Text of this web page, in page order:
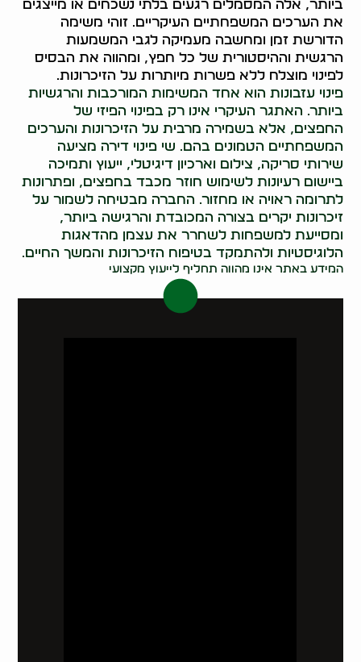
ביותר, אלה המסמלים רגעים בלתי נשכחים או מייצגים
את הערכים המשפחתיים העיקריים. זוהי משימה
הדורשת זמן ומחשבה מעמיקה לגבי המשמעות
הרגשית וההיסטורית של כל חפץ, ומהווה את הבסיס
לפינוי מוצלח ללא פשרות מיותרות על הזיכרונות.
פינוי עזבונות הוא אחד המשימות המורכבות והרגשיות
ביותר. האתגר העיקרי אינו רק בפינוי הפיזי של
החפצים, אלא בשמירה מרבית על הזיכרונות והערכים
המשפחתיים הטמונים בהם. שי פינוי דירה מציעה
שירותי סריקה, צילום וארכיון דיגיטלי, ייעוץ ותמיכה
ביישום רעיונות לשימוש חוזר מכבד בחפצים, ופתרונות
לתרומה ראויה או מחזור. החברה מבטיחה לשמור על
זיכרונות יקרים בצורה המכובדת והרגישה ביותר,
ומסייעת למשפחות לשחרר את עצמן מהדאגות
הלוגיסטיות ולהתמקד בטיפוח הזיכרונות והמשך החיים.
המידע באתר אינו מהווה תחליף לייעוץ מקצועי